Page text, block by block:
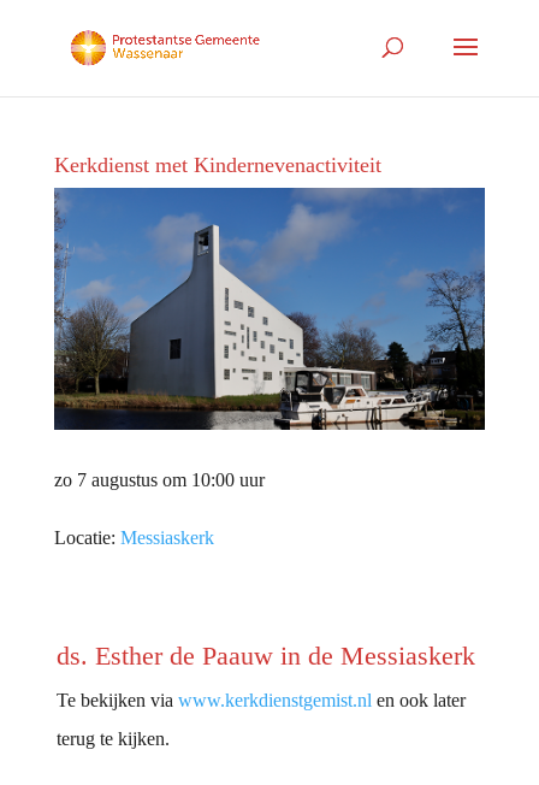
Kerkdienst met Kindernevenactiviteit
zo 7 augustus om 10:00 uur
Locatie: Messiaskerk
ds. Esther de Paauw in de Messiaskerk
Te bekijken via www.kerkdienstgemist.nl en ook later
terug te kijken.